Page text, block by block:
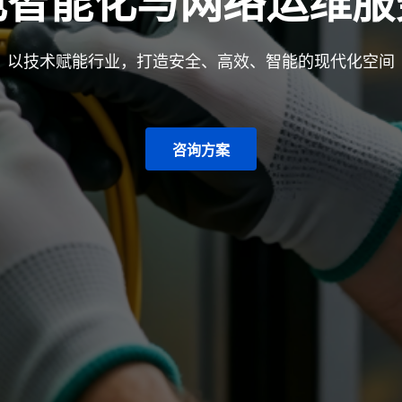
以技术赋能行业，打造安全、高效、智能的现代化空间
咨询方案